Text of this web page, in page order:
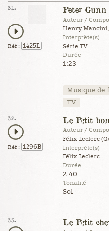
31.
Réf : 1425L
Peter Gunn
Auteur /
Henry Mancini,
Interprète(s)
Série TV
Durée
1:23
Musique de
TV
32.
Réf : 1296B
Le Petit
Auteur /
Félix Leclerc
Interprète(s)
Félix Leclerc
Durée
2:40
Tonalité
Sol
33. Le Petit